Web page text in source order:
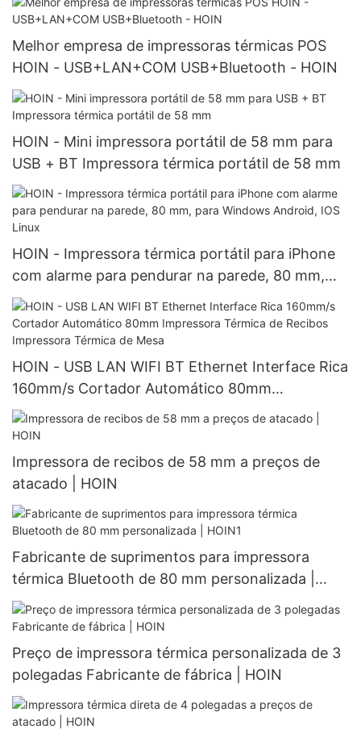
Bluetooth.
Melhor empresa de impressoras térmicas POS
HOIN - USB+LAN+COM USB+Bluetooth - HOIN
HOIN - Mini impressora portátil de 58 mm para
USB + BT Impressora térmica portátil de 58 mm
HOIN - Impressora térmica portátil para iPhone
com alarme para pendurar na parede, 80 mm,
para Windows Android, IOS Linux
HOIN - USB LAN WIFI BT Ethernet Interface Rica
160mm/s Cortador Automático 80mm
Impressora Térmica de Recibos Impressora
Térmica de Mesa
Impressora de recibos de 58 mm a preços de
atacado | HOIN
Fabricante de suprimentos para impressora
térmica Bluetooth de 80 mm personalizada |
HOIN1
Preço de impressora térmica personalizada de 3
polegadas Fabricante de fábrica | HOIN